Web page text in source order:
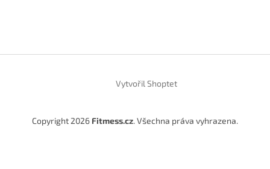
Vytvořil Shoptet
Copyright 2026 Fitmess.cz. Všechna práva vyhrazena.